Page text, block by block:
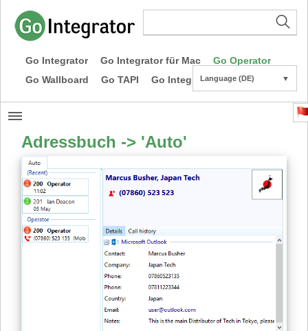
Go Integrator Go Integrator für Mac
Go Operator
Go Wallboard
Go TAPI Go Integrator CE
Language (DE) ▼
Adressbuch -> 'Auto'